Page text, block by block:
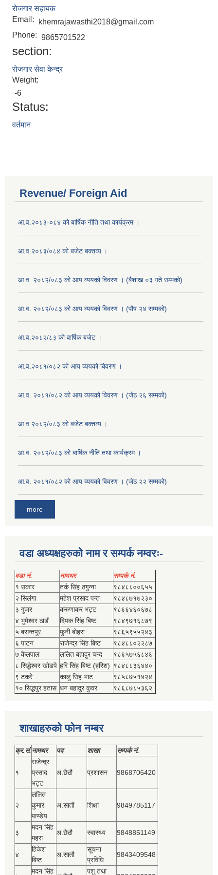
रोजगार सहायक
Email:
khemrajawasthi2018@gmail.com
Phone: 9865701522
section:
रोजगार सेवा केन्द्र
Weight:
-6
Status:
वर्तमान
Revenue/ Foreign Aid
आ.व.२०८३-०८४ को बार्षिक नीति तथा कार्यक्रम ।
आ.व.२०८३/०८४ को बजेट बक्तव्य ।
आ.व. २०८२/०८३ को आय व्ययको विवरण । (बैशाख ०३ गते सम्मको)
आ.व. २०८२/०८३ को आय व्ययको विवरण । (पौष २४ सम्मको)
आ.व.२०८२/८३ को वार्षिक बजेट ।
आ.व.२०८१/०८२ को आय व्ययको बिवरण ।
आ.व. २०८१/०८२ को आय व्ययको विवरण । (जेठ २६ सम्मको)
आ.व.२०८२/०८३ को बजेट बक्तव्य ।
आ.व. २०८२/०८३ को बार्षिक नीति तथा कार्यक्रम ।
आ.व. २०८१/०८२ को आय व्ययको विवरण । (जेठ २२ सम्मको)
more
वडा अध्यक्षहरुको नाम र सम्पर्क नम्वरः-
वडा नं. नामथर
सम्पर्क नं.
१ सकार
तर्क सिंह ठगुन्‍ना
९८४८८००६५५
२ सिलंगा
महेश प्रसाद पन्त
९८४८७१७२३०
३ गुजर
करुणाकर भट्ट
९८६६४६०६७८
४ भुमेश्‍वर ठाडँ
दिपक सिंह बिष्‍ट
९८४९७१६८७९
५ बसन्तपुर
फुनी बोहरा
९८६५९५५२४३
६ पाटन
राजेन्द्र सिंह बिष्‍ट
९८४८८०२२८७
७ कैलपाल
ललित बहादुर चन्द
९८६५७५६८४६
८ सिद्धेश्‍वर खोडपे हरि सिंह बिष्‍ट (हरिश) ९८४८८३६४४०
९ टकरे
कालु सिंह भाट
९८५८७५१४२४
१० सिद्धपुर हतास धन बहादुर कुवर ९८६८७८५३६२
शाखाहरुको फोन नम्बर
क्र.सं.नामथर पद शाखा सम्‍पर्क नं.
१
राजेन्द्र
प्रसाद
भट्ट
अ.छैठौ प्रशासन 9868706420
२
ललित
कुमार
पाण्डेय
अ.सातौ शिक्षा 9849785117
३
मदन सिंह
महरा
अ.छैठौ स्वास्थ्य 9848851149
४
हिकेश
बिष्‍ट
अ.सातौ
सूचना
प्रविधि
9843409548
मदन सिंह पशु तथा